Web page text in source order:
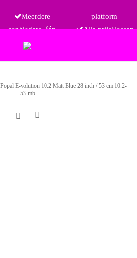
Meerdere
aanbieders, één
platform
Alle prijsklassen
Popal E-volution 10.2 Matt Blue 28 inch / 53 cm 10.2-
53-mb